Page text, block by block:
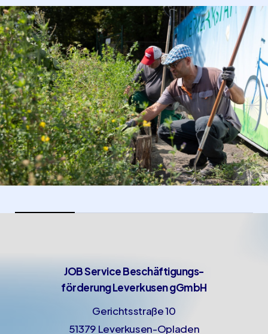
JOB Service Beschäftigungs-
förderung Leverkusen gGmbH
Gerichtsstraße 10
51379 Leverkusen-Opladen